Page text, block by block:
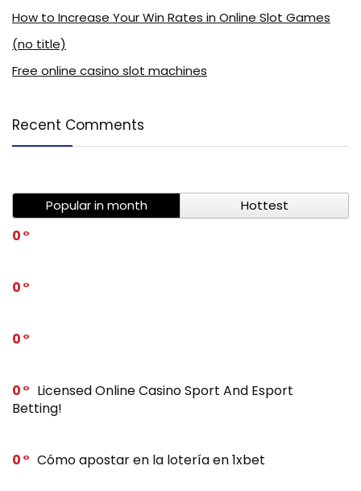
How to Increase Your Win Rates in Online Slot Games
(no title)
Free online casino slot machines
Recent Comments
Popular in month Hottest
0
0
0
0
Licensed Online Casino Sport And Esport
Betting!
0 Cómo apostar en la lotería en 1xbet